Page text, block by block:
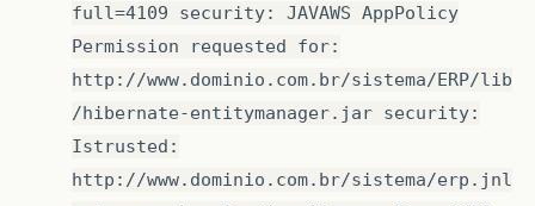
full=4109 security: JAVAWS AppPolicy
Permission requested for:
http://www.dominio.com.br/sistema/ERP/lib
/hibernate-entitymanager.jar security:
Istrusted:
http://www.dominio.com.br/sistema/erp.jnl